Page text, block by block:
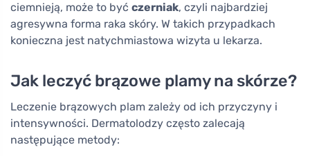
ciemnieją, może to być czerniak, czyli najbardziej
agresywna forma raka skóry. W takich przypadkach
konieczna jest natychmiastowa wizyta u lekarza.
Jak leczyć brązowe plamy na skórze?
Leczenie brązowych plam zależy od ich przyczyny i
intensywności. Dermatolodzy często zalecają
następujące metody: